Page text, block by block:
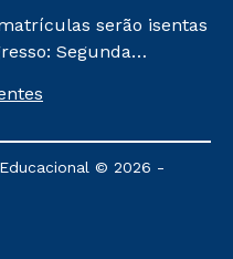
serão isentas
Segunda
será de R$
cursos: Ensino
e Metodologia
Atuais.
© 2026 -